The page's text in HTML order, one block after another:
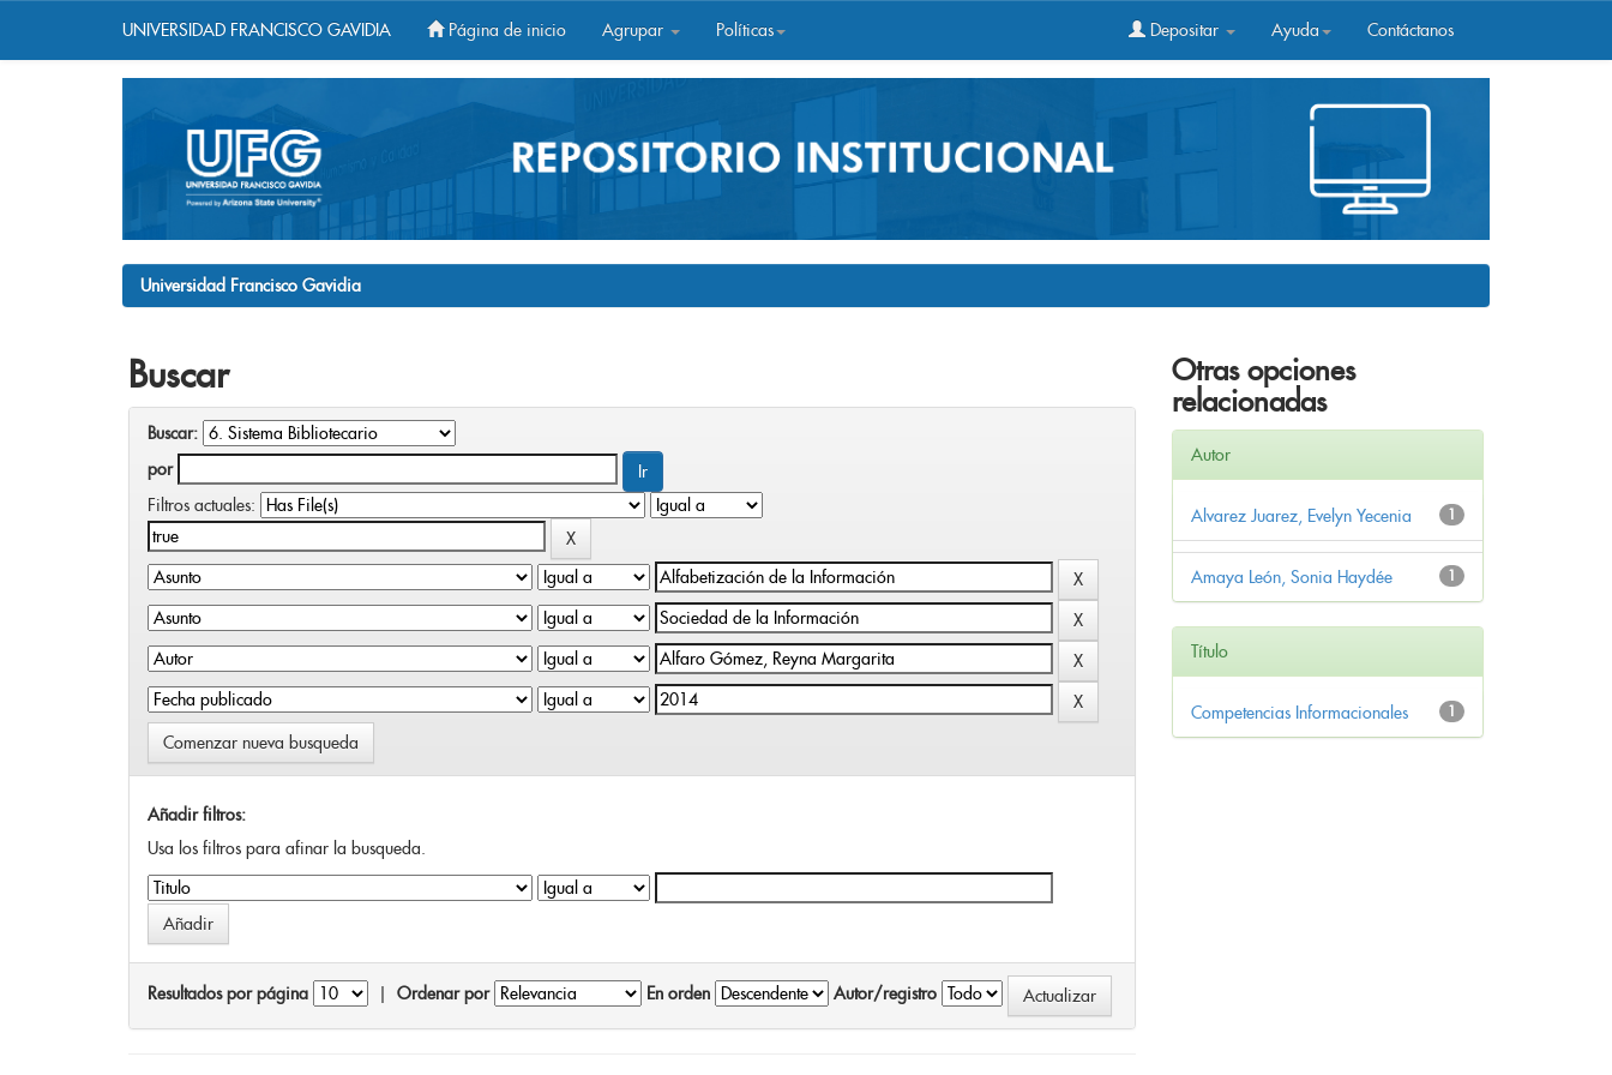
UNIVERSIDAD FRANCISCO GAVIDIA Página de inicio Agrupar Políticas Depositar Ayuda Contáctanos
Universidad Francisco Gavidia
Buscar
Buscar:
por
Filtros actuales:
Comenzar nueva busqueda
Añadir filtros:
Usa los filtros para afinar la busqueda.
Resultados por página Ordenar por En orden Autor/registro
Otras opciones
relacionadas
Autor
1
Alvarez Juarez, Evelyn Yecenia
1
Amaya León, Sonia Haydée
Título
1
Competencias Informacionales